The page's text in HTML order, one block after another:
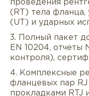
проведения
(RT) тела фланца,
(UT) и ударных
3. Полный пакет
EN 10204,
контроля),
4. Комплексные
фланцевых пар
прокладками RTJ